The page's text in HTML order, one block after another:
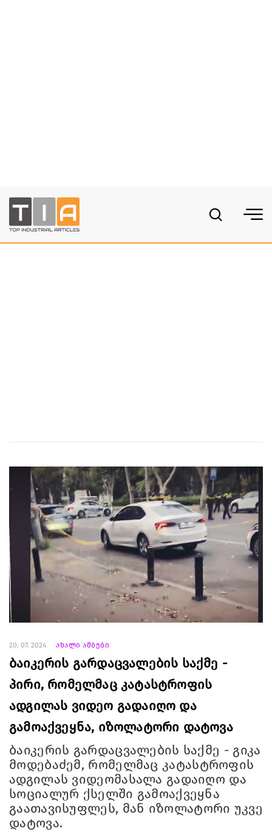
20. 07. 2024 ახალი ამბები
ბაიკერის გარდაცვალების საქმე -
პირი, რომელმაც კატასტროფის
ადგილას ვიდეო გადაიღო და
გამოაქვეყნა, იზოლატორი დატოვა
ბაიკერის გარდაცვალების საქმე - გიკა
მოდებაძემ, რომელმაც კატასტროფის
ადგილას ვიდეომასალა გადაიღო და
სოციალურ ქსელში გამოაქვეყნა
გაათავისუფლეს, მან იზოლატორი უკვე
დატოვა.